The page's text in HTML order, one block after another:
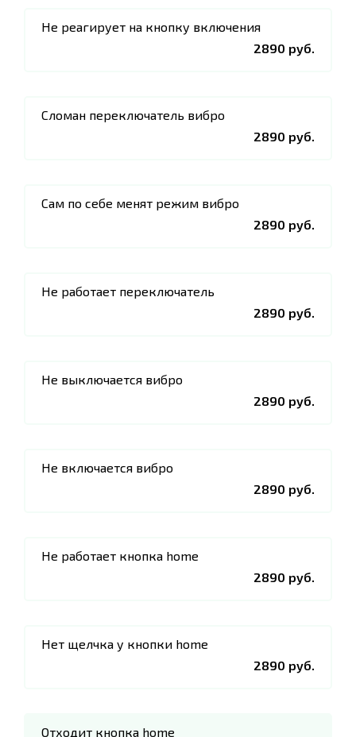
Не реагирует на кнопку включения
2890 руб.
Сломан переключатель вибро
2890 руб.
Сам по себе менят режим вибро
2890 руб.
Не работает переключатель
2890 руб.
Не выключается вибро
2890 руб.
Не включается вибро
2890 руб.
Не работает кнопка home
2890 руб.
Нет щелчка у кнопки home
2890 руб.
Отходит кнопка home